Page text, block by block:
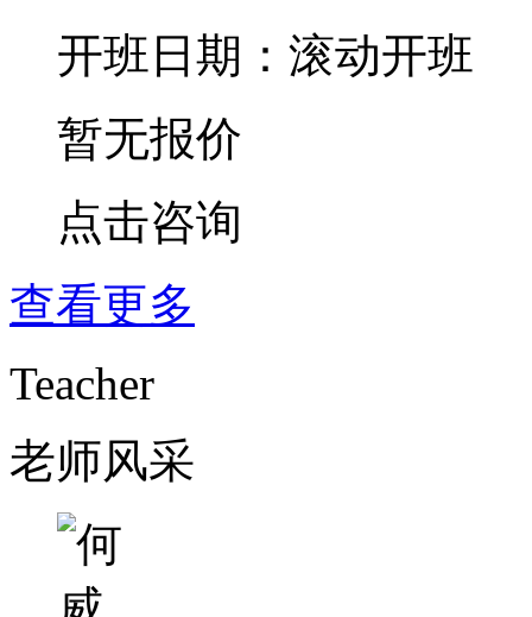
开班日期：滚动开班
暂无报价
点击咨询
查看更多
Teacher
老师风采